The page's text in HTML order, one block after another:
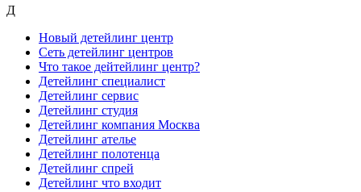
Д
Новый детейлинг центр
Сеть детейлинг центров
Что такое дейтейлинг центр?
Детейлинг специалист
Детейлинг сервис
Детейлинг студия
Детейлинг компания Москва
Детейлинг ателье
Детейлинг полотенца
Детейлинг спрей
Детейлинг что входит